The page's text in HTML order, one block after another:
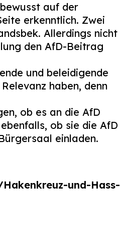
auf der
erkenntlich. Zwei
Allerdings nicht
den AfD-Beitrag
und beleidigende
haben, denn
ob es an die AfD
ob sie die AfD
einladen.
und-Hass-